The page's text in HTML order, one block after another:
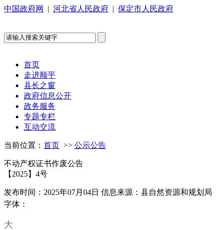
中国政府网 | 河北省人民政府 | 保定市人民政府
首页
走进顺平
县长之窗
政府信息公开
政务服务
专题专栏
互动交流
当前位置： 首页 >> 公示公告
不动产权证书作废公告
【2025】4号
发布时间：2025年07月04日 信息来源：县自然资源和规划局
字体：
大